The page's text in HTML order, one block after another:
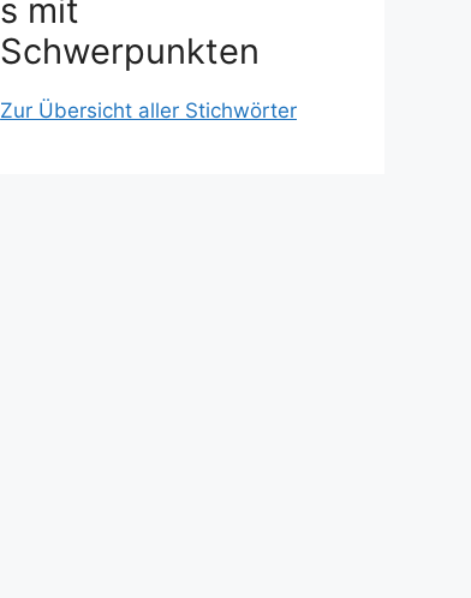
s mit
Schwerpunkten
Zur Übersicht aller Stichwörter